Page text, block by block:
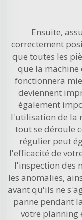
Ensuite,
correctement
que toutes les
que la machine
fonctionnera
deviennent
également
l'utilisation de la
tout se déroule
régulier peut
l'efficacité de
l'inspection des
les anomalies,
avant qu'ils ne
panne pendant
votre planning